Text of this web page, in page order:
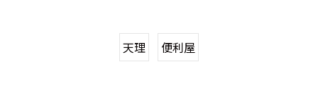
天理 便利屋